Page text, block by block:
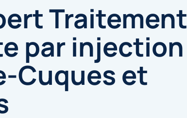
Traitement
par injection
Cuques et